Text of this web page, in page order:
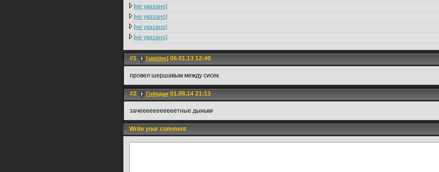
[не указано]
[не указано]
[не указано]
[не указано]
#1 [skittles] 06.01.13 12:40
провел шершавым между сисек
#2 Гoбедан 01.08.14 21:13
зачееееееееееетные дыньки
Write your comment